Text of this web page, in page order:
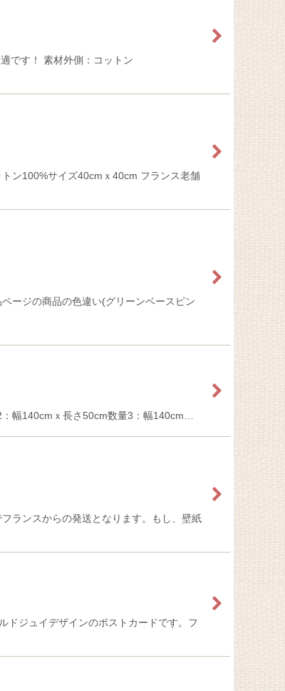
です！ 素材外側：コットン
ン100%サイズ40cmｘ40cm フランス老舗
ージの商品の色違い(グリーンベースピン
幅140cmｘ長さ50cm数量3：幅140cm…
ランスからの発送となります。もし、壁紙
ジュイデザインのポストカードです。フ